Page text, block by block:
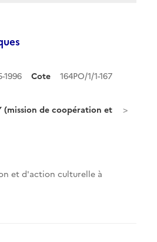
1996 Cote
164PO/1/1-167
(mission de coopération et
et d'action culturelle à